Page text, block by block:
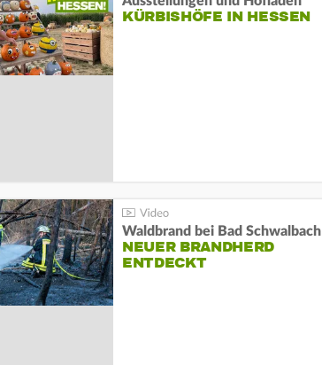
KÜRBISHÖFE IN HESSEN
Waldbrand bei Bad Schwalbach
NEUER BRANDHERD
ENTDECKT